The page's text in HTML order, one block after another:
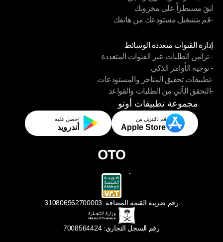
– تغليف وشحن سريع ودقيق
ابقَ مسيطراً على مخزونك
ابقَ مسيطراً على مخزونك
-قم بتشغيل مستودعك من هاتفك
إدارة القنوات متعددة الوسائط
إدارة القنوات متعددة الوسائط
- تزامن الطلبات عبر القنوات المتعددة
- تزامن الطلبات عبر القنوات المتعددة
- توجيه الأوامر الذكي
- توجيه الأوامر الذكي
-تطبيقات تحقيق المتاجر والمستودعات
-تطبيقات تحقيق المتاجر والمستودعات
-التحقق الآلي من الطلبات والقواعد
-التحقق الآلي من الطلبات والقواعد
مجموعة تطبيقات أوتو
قم بالتنزيل من
Apple Store
احصل عليه
أندرويد
رقم ضريبة القيمة المضافة: 310806962700003
رقم السجل التجاري: 7008564424